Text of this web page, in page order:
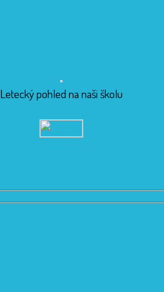
Letecký pohled na naši školu